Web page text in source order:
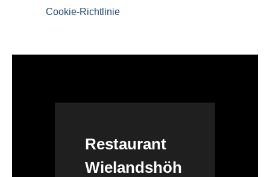
Cookie-Richtlinie
Restaurant
Wielandshöh